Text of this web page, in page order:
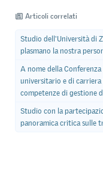
Articoli correlati
Studio dell'Università di
plasmano la nostra
A nome della
universitario e di carriera
competenze di gestione
Studio con la
panoramica critica sulle